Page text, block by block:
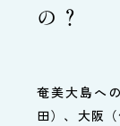
の？
奄美大島へ
田）、大阪